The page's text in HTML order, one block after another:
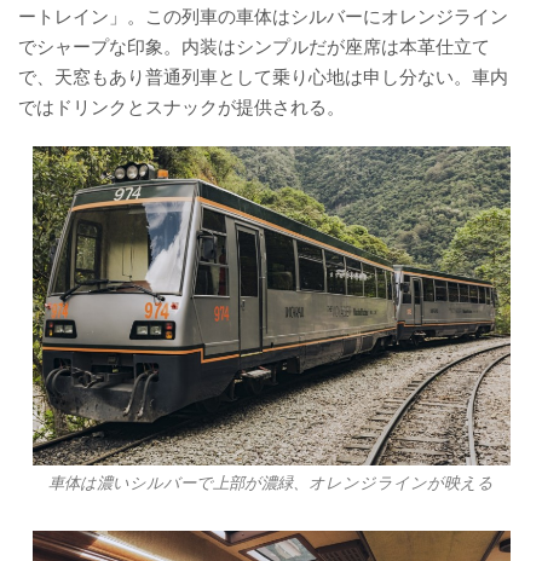
ートレイン」。この列車の車体はシルバーにオレンジライン
でシャープな印象。内装はシンプルだが座席は本革仕立て
で、天窓もあり普通列車として乗り心地は申し分ない。車内
ではドリンクとスナックが提供される。
車体は濃いシルバーで上部が濃緑、オレンジラインが映える